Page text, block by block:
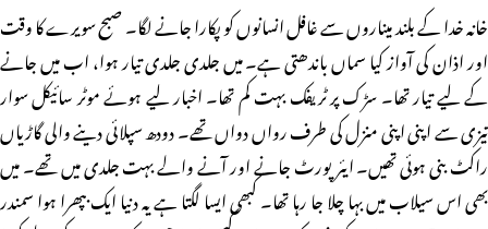
خانہ خدا کے بلند میناروں سے غافل انسانوں کو پکارا جانے لگا۔ صبح سویرے کا وقت
اور اذان کی آواز کیا سماں باندھتی ہے۔ میں جلدی جلدی تیار ہوا، اب میں جانے
کے لیے تیار تھا۔ سڑک پر ٹریفک بہت کم تھا۔ اخبار لیے ہوئے موٹر سائیکل سوار
تیزی سے اپنی اپنی منزل کی طرف رواں دواں تھے۔ دودھ سپلائی دینے والی گاڑیاں
راکٹ بنی ہوئی تھیں۔ ایئر پورٹ جانے اور آنے والے بہت جلدی میں تھے۔ میں
بھی اس سیلاب میں بہا چلا جا رہا تھا۔ کبھی ایسا لگتا ہے یہ دنیا ایک بپھرا ہوا سمندر